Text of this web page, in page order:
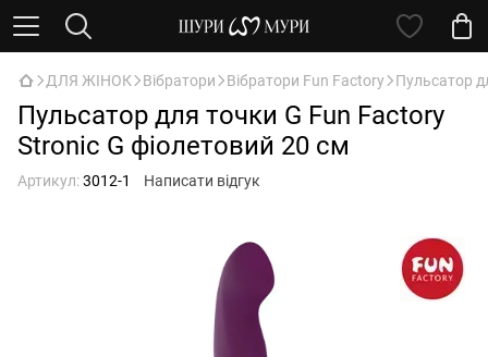
ДЛЯ ЖІНОК Вібратори Вібратори Fun Factory Пульсатор
Пульсатор для точки G Fun Factory
Stroniс G фіолетовий 20 см
Артикул:3012-1 Написати відгук